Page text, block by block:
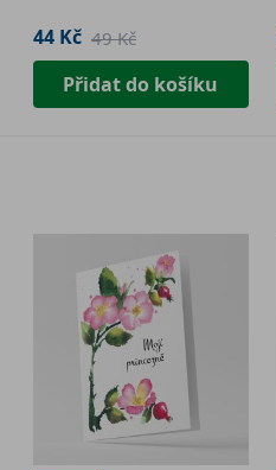
44 Kč 49 Kč
Přidat do košíku